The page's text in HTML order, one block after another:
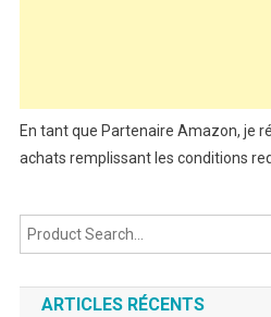
En tant que Partenaire Amazon, je
achats remplissant les conditions
ARTICLES RÉCENTS